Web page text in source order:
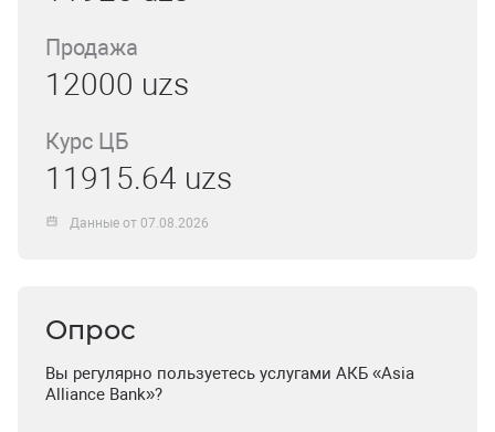
Продажа
12000 uzs
Курс ЦБ
11915.64 uzs
Данные от 07.08.2026
Опрос
Вы регулярно пользуетесь услугами АКБ «Asia
Alliance Bank»?